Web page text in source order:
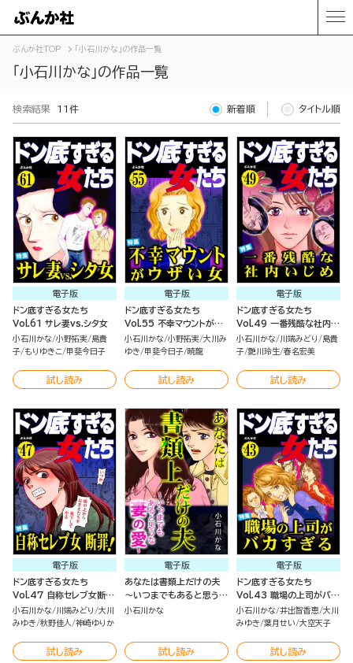
ぶんか社TOP 「小石川かな」の作品一覧
「小石川かな」の作品一覧
検索結果 11件 新着順 タイトル順
電子版
ドン底すぎる女たち
Vol.61 サレ妻vs.シタ女
小石川かな 小野拓実
島貴
子 もりゆきこ 甲斐今日子
試し読み
電子版
ドン底すぎる女たち
Vol.55 不幸マウントがウ
ザい女
小石川かな 小野拓実 大川み
ゆき
甲斐今日子 暁龍
試し読み
電子版
ドン底すぎる女たち
Vol.49 一番残酷な社内い
じめ
小石川かな 川端みどり
島貴
子 艶川玲生 春名宏美
試し読み
電子版
ドン底すぎる女たち
Vol.47 自称セレブ女断
罪！
小石川かな 川端みどり
大川
みゆき 秋野佳人 神崎ゆりか
試し読み
電子版
あなたは書類上だけの夫
～いつまでもあると思うな
妻の愛～
小石川かな
試し読み
電子版
ドン底すぎる女たち
Vol.43 職場の上司がバカ
すぎる
小石川かな 井出智香恵 大川
みゆき 葉月せい 大空天子
試し読み